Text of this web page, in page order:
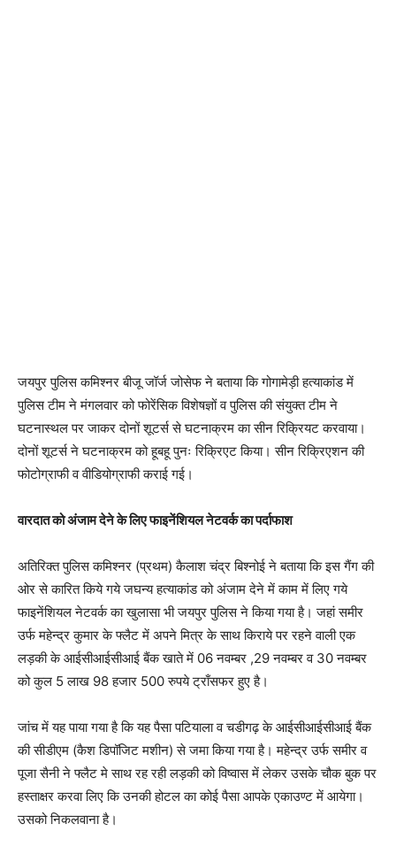
जयपुर पुलिस कमिश्नर बीजू जॉर्ज जोसेफ ने बताया कि गोगामेड़ी हत्याकांड में
पुलिस टीम ने मंगलवार को फोरेंसिक विशेषज्ञों व पुलिस की संयुक्त टीम ने
घटनास्थल पर जाकर दोनों शूटर्स से घटनाक्रम का सीन रिक्रियट करवाया।
दोनों शूटर्स ने घटनाक्रम को हूबहू पुनः रिक्रिएट किया। सीन रिक्रिएशन की
फोटोग्राफी व वीडियोग्राफी कराई गई।
वारदात को अंजाम देने के लिए फाइनेंशियल नेटवर्क का पर्दाफाश
अतिरिक्त पुलिस कमिश्नर (प्रथम) कैलाश चंद्र बिश्नोई ने बताया कि इस गैंग की
ओर से कारित किये गये जघन्य हत्याकांड को अंजाम देने में काम में लिए गये
फाइनेंशियल नेटवर्क का खुलासा भी जयपुर पुलिस ने किया गया है। जहां समीर
उर्फ महेन्द्र कुमार के फ्लैट में अपने मित्र के साथ किराये पर रहने वाली एक
लड़की के आईसीआईसीआई बैंक खाते में 06 नवम्बर ,29 नवम्बर व 30 नवम्बर
को कुल 5 लाख 98 हजार 500 रुपये ट्राँसफर हुए है।
जांच में यह पाया गया है कि यह पैसा पटियाला व चडीगढ़ के आईसीआईसीआई बैंक
की सीडीएम (कैश डिपॉजिट मशीन) से जमा किया गया है। महेन्द्र उर्फ समीर व
पूजा सैनी ने फ्लैट मे साथ रह रही लड़की को विष्वास में लेकर उसके चौक बुक पर
हस्ताक्षर करवा लिए कि उनकी होटल का कोई पैसा आपके एकाउण्ट में आयेगा।
उसको निकलवाना है।